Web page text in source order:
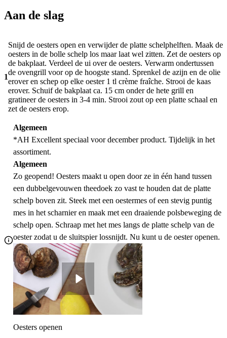
Aan de slag
1
Snijd de oesters open en verwijder de platte schelphelften. Maak de
oesters in de bolle schelp los maar laat wel zitten. Zet de oesters op
de bakplaat. Verdeel de ui over de oesters. Verwarm ondertussen
de ovengrill voor op de hoogste stand. Sprenkel de azijn en de olie
erover en schep op elke oester 1 tl crème fraîche. Strooi de kaas
erover. Schuif de bakplaat ca. 15 cm onder de hete grill en
gratineer de oesters in 3-4 min. Strooi zout op een platte schaal en
zet de oesters erop.
Algemeen
*AH Excellent speciaal voor december product. Tijdelijk in het
assortiment.
Algemeen
Zo geopend! Oesters maakt u open door ze in één hand tussen
een dubbelgevouwen theedoek zo vast te houden dat de platte
schelp boven zit. Steek met een oestermes of een stevig puntig
mes in het scharnier en maak met een draaiende polsbeweging de
schelp open. Schraap met het mes langs de platte schelp van de
oester zodat u de sluitspier lossnijdt. Nu kunt u de oester openen.
Oesters openen